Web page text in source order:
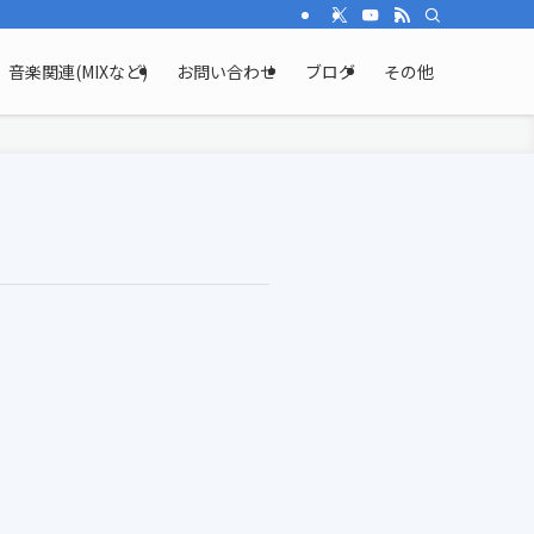
音楽関連(MIXなど) お問い合わせ ブログ その他